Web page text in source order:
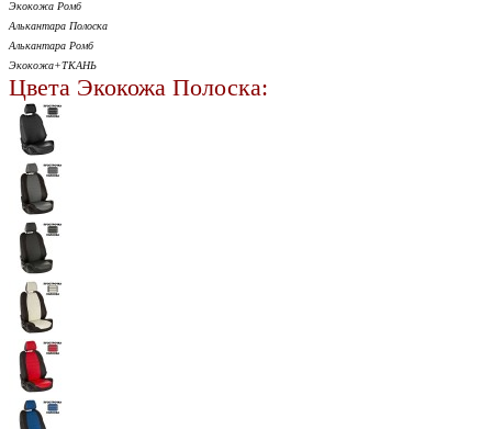
Экокожа Ромб
Алькантара Полоска
Алькантара Ромб
Экокожа+ТКАНЬ
Цвета Экокожа Полоска: